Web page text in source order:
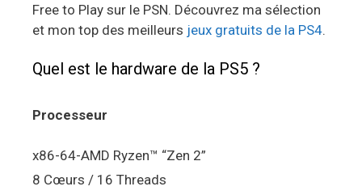
Free to Play sur le PSN. Découvrez ma sélection
et mon top des meilleurs jeux gratuits de la PS4.
Quel est le hardware de la PS5 ?
Processeur
x86-64-AMD Ryzen™ “Zen 2”
8 Cœurs / 16 Threads